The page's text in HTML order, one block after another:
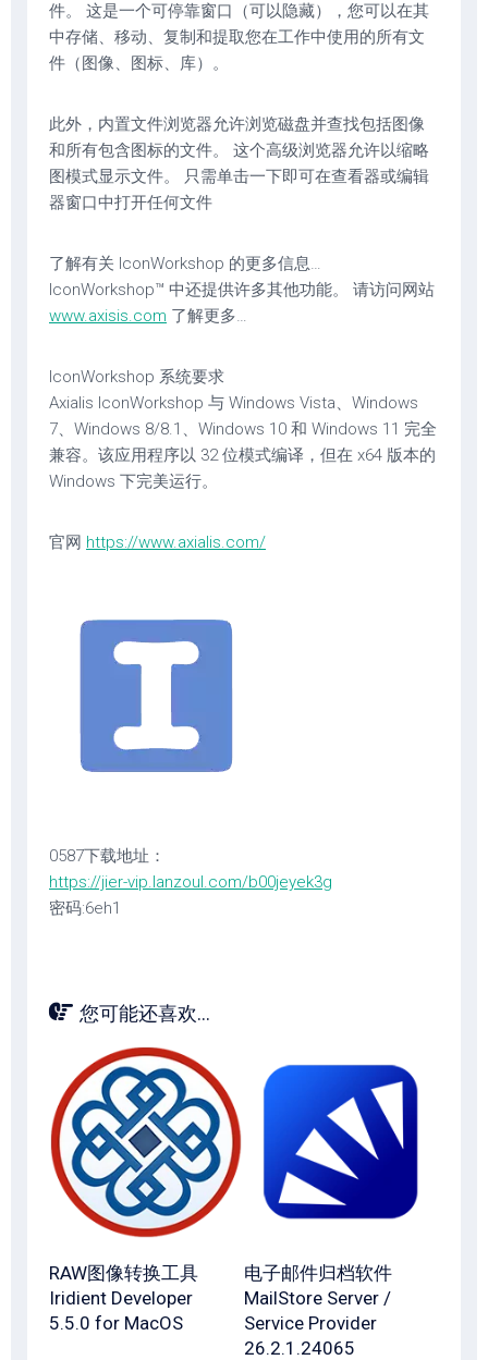
件。 这是一个可停靠窗口（可以隐藏），您可以在其
中存储、移动、复制和提取您在工作中使用的所有文
件（图像、图标、库）。
此外，内置文件浏览器允许浏览磁盘并查找包括图像
和所有包含图标的文件。 这个高级浏览器允许以缩略
图模式显示文件。 只需单击一下即可在查看器或编辑
器窗口中打开任何文件
了解有关 IconWorkshop 的更多信息…
IconWorkshop™ 中还提供许多其他功能。 请访问网站
www.axisis.com 了解更多…
IconWorkshop 系统要求
Axialis IconWorkshop 与 Windows Vista、Windows
7、Windows 8/8.1、Windows 10 和 Windows 11 完全
兼容。该应用程序以 32 位模式编译，但在 x64 版本的
Windows 下完美运行。
官网 https://www.axialis.com/
0587下载地址：
https://jier-vip.lanzoul.com/b00jeyek3g
密码:6eh1
您可能还喜欢...
RAW图像转换工具
Iridient Developer
5.5.0 for MacOS
电子邮件归档软件
MailStore Server /
Service Provider
26.2.1.24065